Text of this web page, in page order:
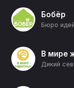
Бобёр
Бюро
В мире
Дикий